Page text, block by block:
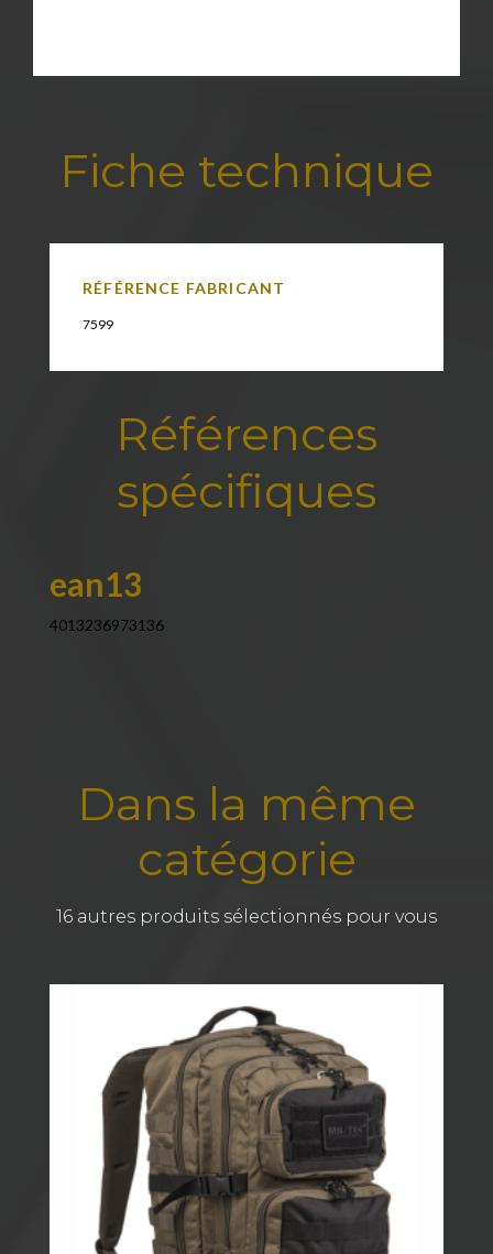
Fiche technique
RÉFÉRENCE FABRICANT
7599
Références
spécifiques
ean13
4013236973136
Dans la même
catégorie
16 autres produits sélectionnés pour vous